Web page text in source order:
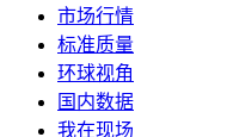
市场行情
标准质量
环球视角
国内数据
我在现场